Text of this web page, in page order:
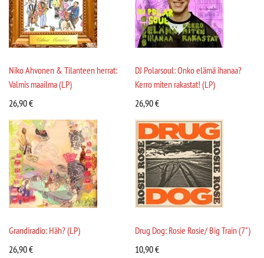
Niko Ahvonen & Tilanteen herrat:
Valmis maailma (LP)
26,90€
DJ Polarsoul: Onko elämä ihanaa?
Kerro miten rakastat! (LP)
26,90€
Grandiradio: Häh? (LP)
26,90€
Drug Dog: Rosie Rosie/ Big Train (7")
10,90€